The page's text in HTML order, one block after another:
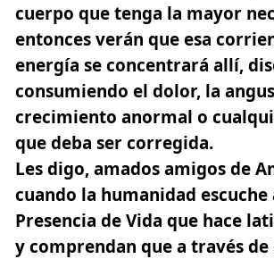
cuerpo que tenga la mayor
entonces verán que esa
energía se concentrará allí,
consumiendo el dolor, la
crecimiento anormal o
que deba ser corregida.
Les digo, amados amigos de
cuando la humanidad escuche
Presencia de Vida que hace
y comprendan que a través